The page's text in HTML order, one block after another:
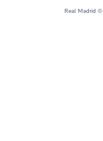
Real Madrid ©